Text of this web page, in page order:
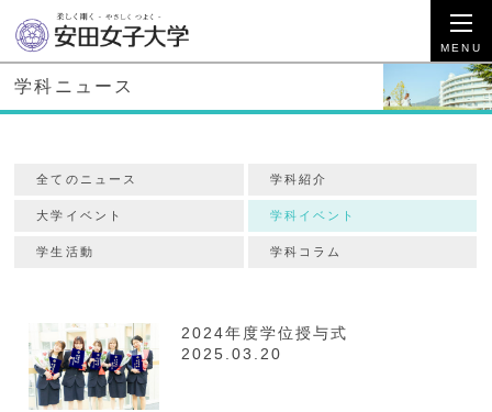
学科ニュース
全てのニュース 学科紹介
大学イベント 学科イベント
学生活動 学科コラム
2024年度学位授与式
2025.03.20